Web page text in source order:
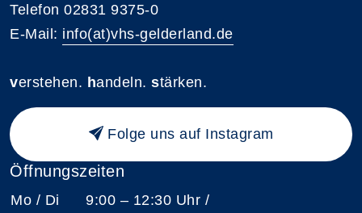
Telefon 02831 9375-0
E-Mail: info(at)vhs-gelderland.de
verstehen. handeln. stärken.
Folge uns auf Instagram
Öffnungszeiten
Mo / Di
9:00 – 12:30 Uhr /